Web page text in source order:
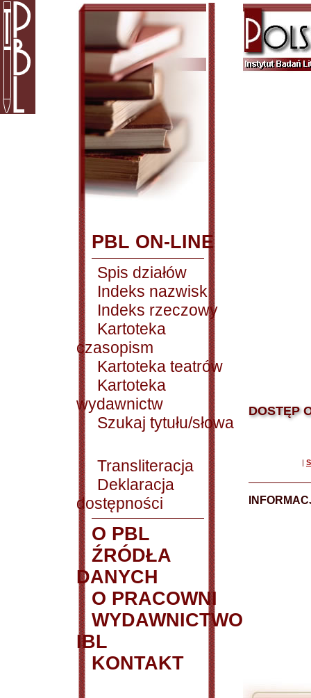
PBL ON-LINE
Spis działów
Indeks nazwisk
Indeks rzeczowy
Kartoteka
czasopism
Kartoteka teatrów
Kartoteka
wydawnictw
Szukaj tytułu/słowa
Transliteracja
Deklaracja
dostępności
O PBL
ŹRÓDŁA
DANYCH
O PRACOWNI
WYDAWNICTWO
IBL
KONTAKT
DOSTĘP
|